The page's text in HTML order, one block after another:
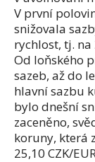
V první
snižovala
rychlost, tj.
Od loňského
sazeb, až do
hlavní sazbu
bylo dnešní
zaceněno,
koruny, která
25,10 CZK/